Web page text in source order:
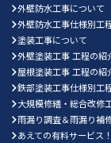
外壁防水工事について
外壁防水工事仕様別工
塗装工事について
外壁塗装工事 工程の紹
屋根塗装工事 工程の紹
鉄部塗装工事仕様別工
大規模修繕・総合改修
雨漏り調査＆雨漏り補
あえての有料サービス